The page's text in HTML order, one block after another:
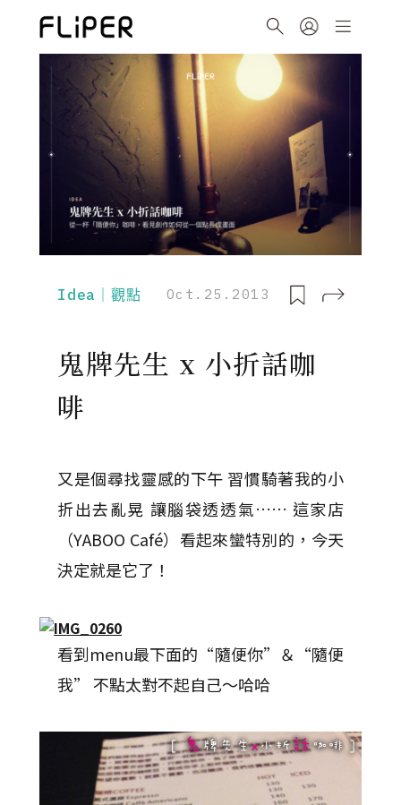
Idea｜觀點 Oct.25.2013
鬼牌先生 x 小折話咖
啡
又是個尋找靈感的下午 習慣騎著我的小
折出去亂晃 讓腦袋透透氣…… 這家店
（YABOO Café）看起來蠻特別的，今天
決定就是它了！
看到menu最下面的“隨便你”＆“隨便
我” 不點太對不起自己～哈哈